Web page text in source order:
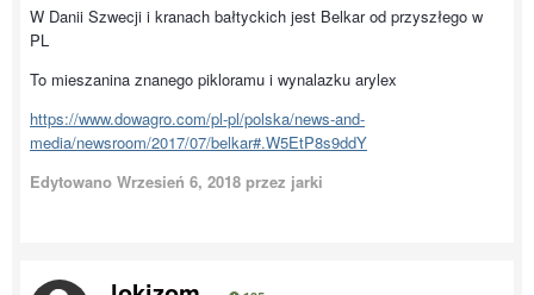
W Danii Szwecji i kranach bałtyckich jest Belkar od przyszłego w
PL
To mieszanina znanego pikloramu i wynalazku arylex
https://www.dowagro.com/pl-pl/polska/news-and-
media/newsroom/2017/07/belkar#.W5EtP8s9ddY
Edytowano Wrzesień 6, 2018 przez jarki